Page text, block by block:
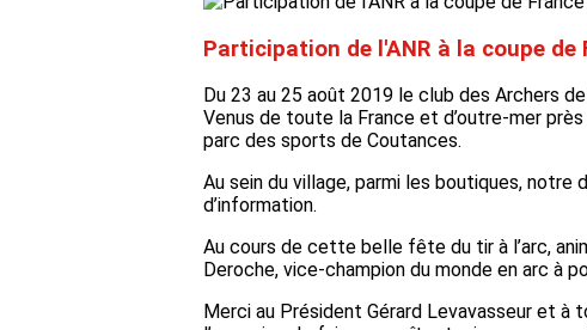
Participation de l'ANR à la coupe
Du 23 au 25 août 2019 le club des Archers
Venus de toute la France et d’outre-mer
parc des sports de Coutances.
Au sein du village, parmi les boutiques, notre
d’information.
Au cours de cette belle fête du tir à l’arc,
Deroche, vice-champion du monde en arc à
Merci au Président Gérard Levavasseur et à